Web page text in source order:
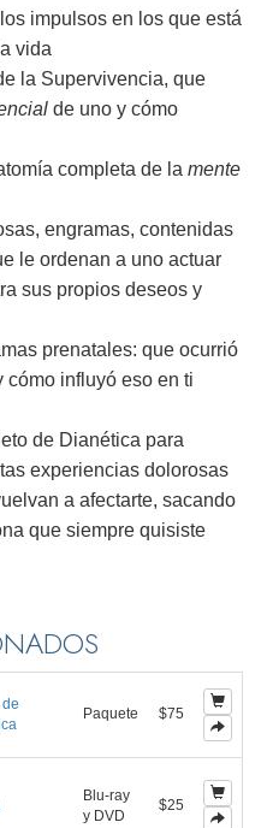
impulsos en los que está
vida
la Supervivencia, que
de uno y cómo
completa de la mente
engramas, contenidas
le ordenan a uno actuar
sus propios deseos y
prenatales: que ocurrió
cómo influyó eso en ti
de Dianética para
experiencias dolorosas
a afectarte, sacando
que siempre quisiste
Paquete $75
Blu-ray
y DVD
$25